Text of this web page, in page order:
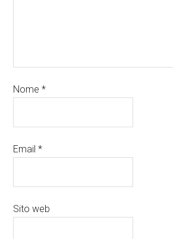
Nome*
Email*
Sito web